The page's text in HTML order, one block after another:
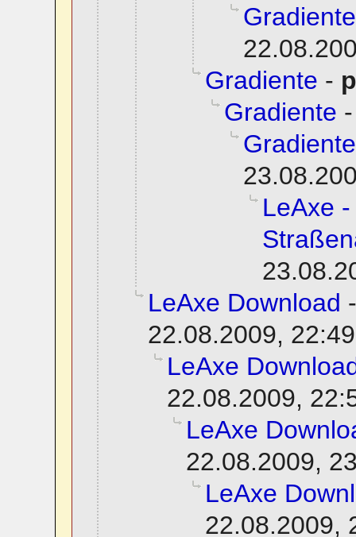
Gradiente
Gradiente -
Gradiente
Gradiente
LeAxe
LeAxe Download
22.08.2009, 22:49
LeAxe
22.08.2009,
LeAxe
22.08.2009,
LeAxe
22.08.2009,